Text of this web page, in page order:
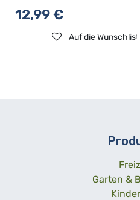
12,99€
Auf die Wunschliste
Garten &